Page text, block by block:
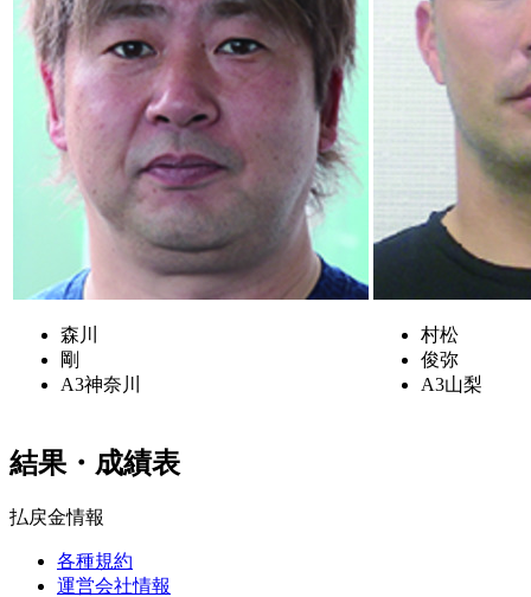
森川
剛
A3神奈川
村松
俊弥
A3山梨
結果・成績表
払戻金情報
各種規約
運営会社情報